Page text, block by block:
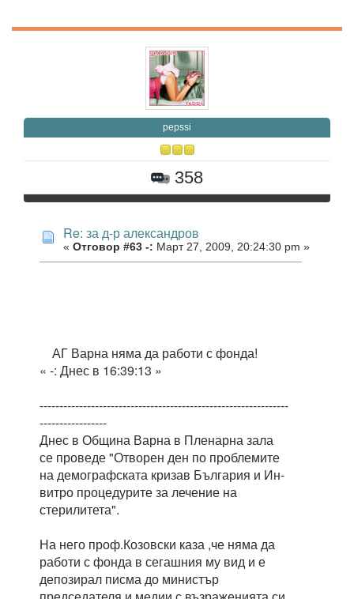
pepssi
358
Re: за д-р александров
« Отговор #63 -: Март 27, 2009, 20:24:30 pm »
АГ Варна няма да работи с фонда!
« -: Днес в 16:39:13 »
---------------------------------------------------------------
-----------------
Днес в Община Варна в Пленарна зала
се проведе "Отворен ден по проблемите
на демографската кризав България и Ин-
витро процедурите за лечение на
стерилитета".
На него проф.Козовски каза ,че няма да
работи с фонда в сегашния му вид и е
депозирал писма до министър